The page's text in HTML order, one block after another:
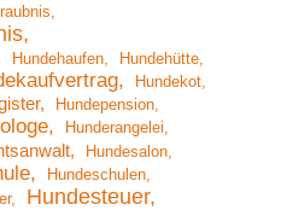
Hundehaufen
Hundehütte
Hundekot
Hundepension
Hunderangelei
Hundesalon
Hundeschulen
Hundesteuer